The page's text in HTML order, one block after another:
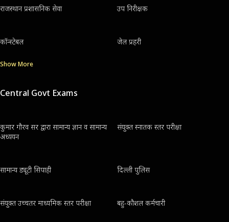
राजस्थान प्रशासनिक सेवा उप निरीक्षक
कॉन्स्टेबल जेल प्रहरी
Show More
Central Govt Exams
कुमार गौरव सर द्वारा सामान्य ज्ञान व सामान्य
अध्ययन
संयुक्त स्नातक स्तर परीक्षा
सामान्य ड्यूटी सिपाही दिल्ली पुलिस
संयुक्त उच्चतर माध्यमिक स्तर परीक्षा बहु-कौशल कर्मचारी